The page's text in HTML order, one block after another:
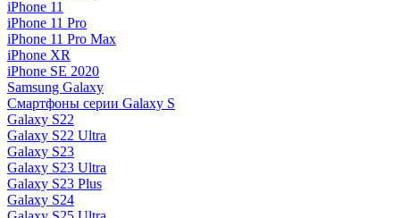
iPhone 11
iPhone 11 Pro
iPhone 11 Pro Max
iPhone XR
iPhone SE 2020
Samsung Galaxy
Смартфоны серии Galaxy S
Galaxy S22
Galaxy S22 Ultra
Galaxy S23
Galaxy S23 Ultra
Galaxy S23 Plus
Galaxy S24